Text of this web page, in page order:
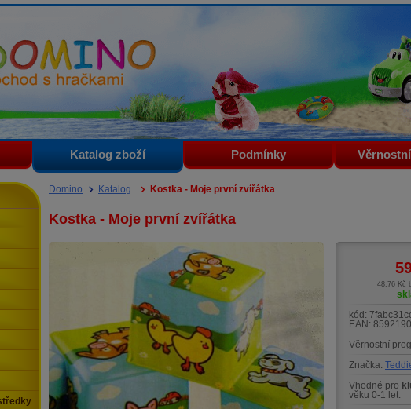
s hračkami
Katalog zboží Podmínky
Domino Katalog Kostka - Moje první zvířátka
Kostka - Moje první zvířátka
48,76 Kč
kód:
EAN:
Věrnostní
Značka:
Vhodné pro
věku 0-1 let.